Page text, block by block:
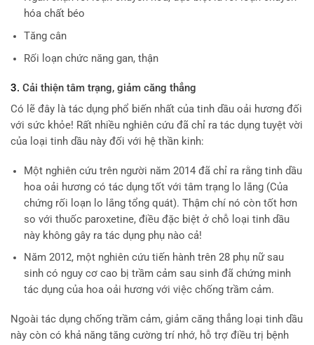
hóa chất béo
Tăng cân
Rối loạn chức năng gan, thận
3. Cải thiện tâm trạng, giảm căng thẳng
Có lẽ đây là tác dụng phổ biến nhất của tinh dầu oải hương đối
với sức khỏe! Rất nhiều nghiên cứu đã chỉ ra tác dụng tuyệt vời
của loại tinh dầu này đối với hệ thần kinh:
Một nghiên cứu trên người năm 2014 đã chỉ ra rằng tinh dầu
hoa oải hương có tác dụng tốt với tâm trạng lo lắng (Của
chứng rối loạn lo lắng tổng quát). Thậm chí nó còn tốt hơn
so với thuốc paroxetine, điều đặc biệt ở chỗ loại tinh dầu
này không gây ra tác dụng phụ nào cả!
Năm 2012, một nghiên cứu tiến hành trên 28 phụ nữ sau
sinh có nguy cơ cao bị trầm cảm sau sinh đã chứng minh
tác dụng của hoa oải hương với việc chống trầm cảm.
Ngoài tác dụng chống trầm cảm, giảm căng thẳng loại tinh dầu
này còn có khả năng tăng cường trí nhớ, hỗ trợ điều trị bệnh